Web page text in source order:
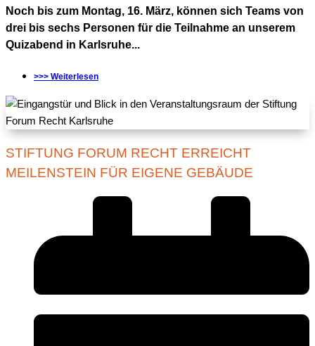
Noch bis zum Montag, 16. März, können sich Teams von
drei bis sechs Personen für die Teilnahme an unserem
Quizabend in Karlsruhe...
>>> Weiterlesen
STIFTUNG FORUM RECHT ERREICHT
MEILENSTEIN FÜR EIGENE GEBÄUDE